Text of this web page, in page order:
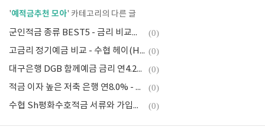
'예적금추천 모아' 카테고리의 다른 글
군인적금 종류 BEST5 - 금리 비교와 필요서류 (0)
고금리 정기예금 비교 - 수협 헤이(Hey)정기예금 연4.15% (0)
대구은행 DGB 함께예금 금리 연4.25% - 우대조건 및 이자계산 (0)
적금 이자 높은 저축 은행 연8.0% - 우리E음플러스정기적금 (0)
수협 Sh평화수호적금 서류와 가입방법 총정리 (직업군인, 직업경찰 및 직업소방관) (0)